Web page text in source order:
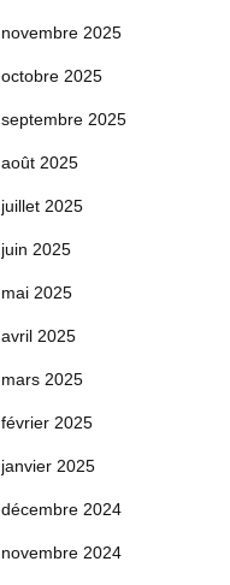
novembre 2025
octobre 2025
septembre 2025
août 2025
juillet 2025
juin 2025
mai 2025
avril 2025
mars 2025
février 2025
janvier 2025
décembre 2024
novembre 2024